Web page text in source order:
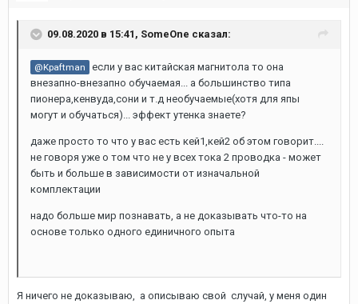
09.08.2020 в 15:41, SomeOne сказал:
@Kpaftman
если у вас китайская магнитола то она
внезапно-внезапно обучаемая... а большинство типа
пионера,кенвуда,сони и т.д необучаемые(хотя для япы
могут и обучаться)... эффект утенка знаете?
даже просто то что у вас есть кей1,кей2 об этом говорит....
не говоря уже о том что не у всех тока 2 проводка - может
быть и больше в зависимости от изначальной
комплектации
надо больше мир познавать, а не доказывать что-то на
основе только одного единичного опыта
Я ничего не доказываю, а описываю свой случай, у меня один